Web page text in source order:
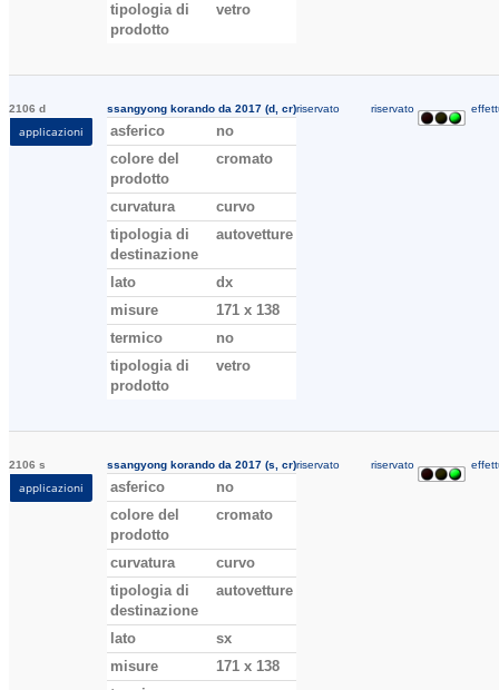
tipologia di
prodotto
vetro
2106 d
applicazioni
ssangyong korando da 2017 (d, cr)
asferico
no
colore del
prodotto
cromato
curvatura
curvo
tipologia di
destinazione
autovetture
lato
dx
misure
171 x 138
termico
no
tipologia di
prodotto
vetro
riservato riservato
2106 s
applicazioni
ssangyong korando da 2017 (s, cr)
asferico
no
colore del
prodotto
cromato
curvatura
curvo
tipologia di
destinazione
autovetture
lato
sx
misure
171 x 138
riservato riservato